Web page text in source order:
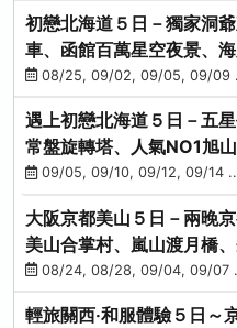
初戀北海道５日－獨家洞
車、函館百萬星空夜景、
蟹吃到飽
08/25, 09/02, 09/05, 09/09
遇上初戀北海道５日－五
常盤旋轉塔、人氣NO1旭
蟹吃到飽
09/05, 09/10, 09/12, 09/14
大阪京都美山５日－兩晚
美山合掌村、嵐山渡月橋
流水瀑布電扶梯
08/24, 08/28, 09/04, 09/07
輕旅關西‧和服體驗５日～